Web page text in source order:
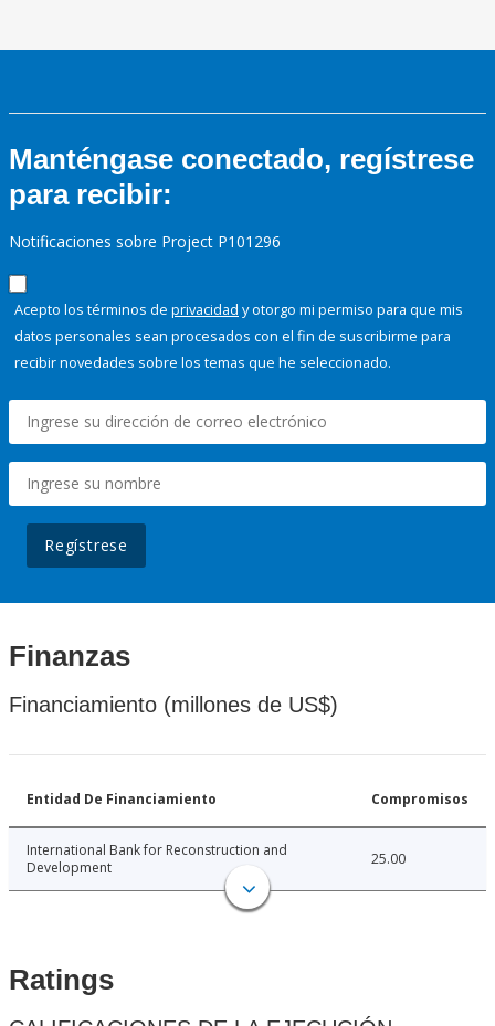
Manténgase conectado, regístrese
para recibir:
Notificaciones sobre Project P101296
Acepto los términos de privacidad y otorgo mi permiso para que mis
datos personales sean procesados con el fin de suscribirme para
recibir novedades sobre los temas que he seleccionado.
Regístrese
Finanzas
Financiamiento (millones de US$)
Entidad De Financiamiento Compromisos
International Bank for Reconstruction and
Development
25.00
Ratings